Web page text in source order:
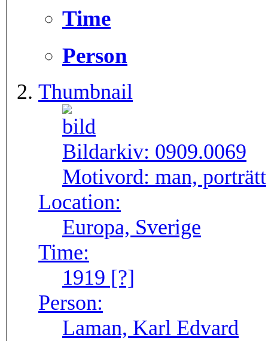
Time
Person
Thumbnail
Bildarkiv: 0909.0069
Motivord: man, porträtt
Location:
Europa, Sverige
Time:
1919 [?]
Person:
Laman, Karl Edvard